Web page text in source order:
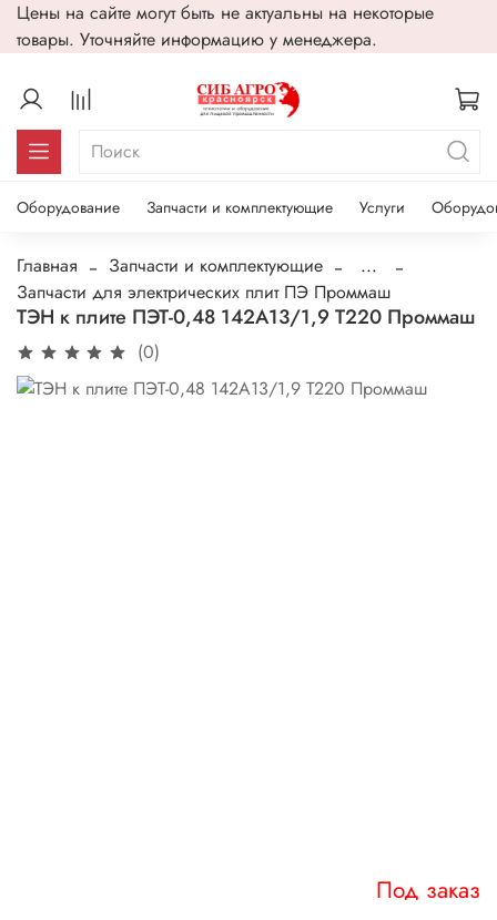
Цены на сайте могут быть не актуальны на некоторые
товары. Уточняйте информацию у менеджера.
Оборудование Запчасти и комплектующие Услуги
Главная Запчасти и комплектующие
...
Запчасти для электрических плит ПЭ Проммаш
ТЭН к плите ПЭТ-0,48 142А13/1,9 Т220 Проммаш
(0)
Под заказ